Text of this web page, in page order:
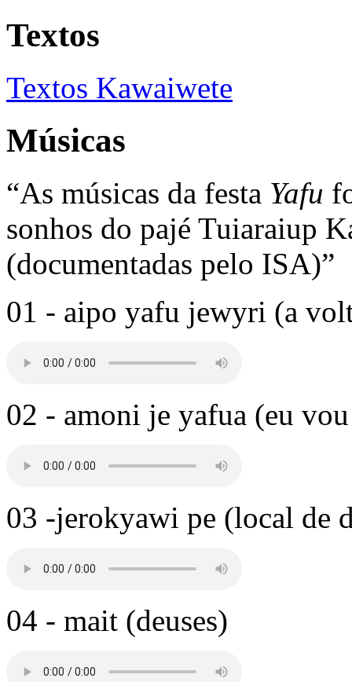
Textos
Textos Kawaiwete
Músicas
“As músicas da festa Yafu
sonhos do pajé Tuiaraiup
(documentadas pelo ISA)”
01 - aipo yafu jewyri (a
02 - amoni je yafua (eu
03 -jerokyawi pe (local de
04 - mait (deuses)